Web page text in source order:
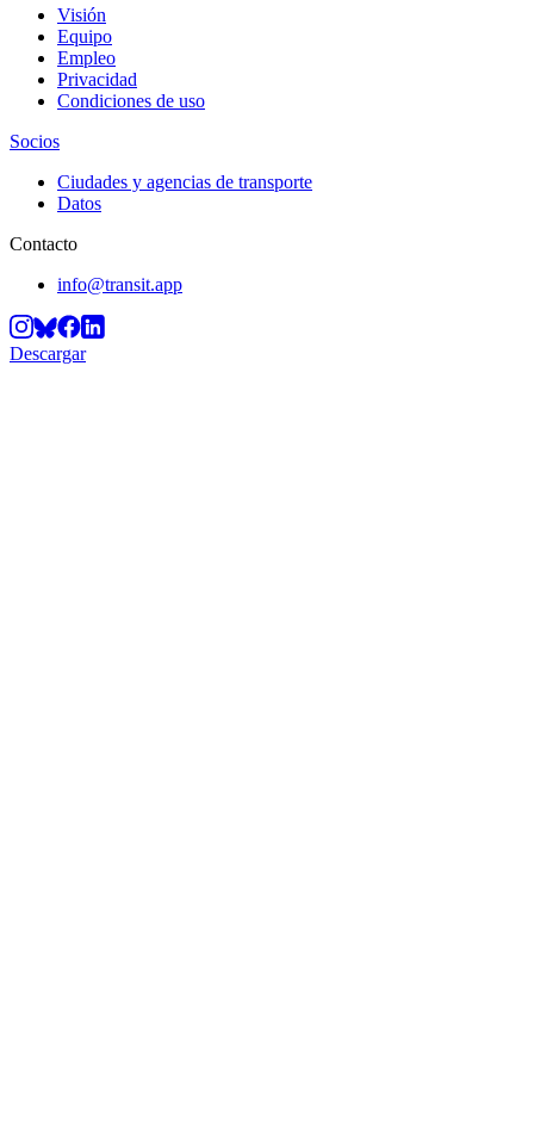
Visión
Equipo
Empleo
Privacidad
Condiciones de uso
Socios
Ciudades y agencias de transporte
Datos
Contacto
info@transit.app
Descargar